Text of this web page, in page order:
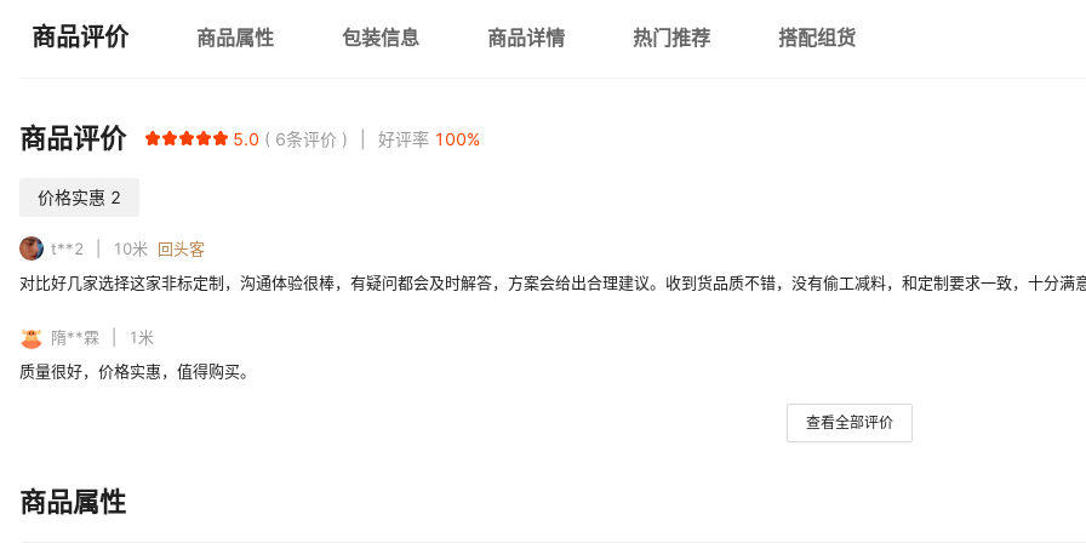
商品评价 商品属性 包装信息 商品详情 热门推荐 搭配组货
商品评价 5.0 6条评价 好评率 100%
价格实惠 2
t**2 10米
回头客
对比好几家选择这家非标定制，沟通体验很棒，有疑问都会及时解答，方案会给出合理建议。收到货品质不错，没有偷工减料，和定制要求一致，十分满
隋**霖 1米
质量很好，价格实惠，值得购买。
查看全部评价
商品属性